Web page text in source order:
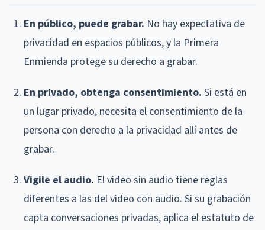
En público, puede grabar. No hay expectativa de
privacidad en espacios públicos, y la Primera
Enmienda protege su derecho a grabar.
En privado, obtenga consentimiento. Si está en
un lugar privado, necesita el consentimiento de la
persona con derecho a la privacidad allí antes de
grabar.
Vigile el audio. El video sin audio tiene reglas
diferentes a las del video con audio. Si su grabación
capta conversaciones privadas, aplica el estatuto de